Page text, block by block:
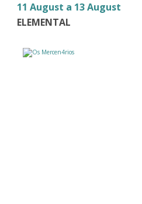
11 August a 13 August
ELEMENTAL